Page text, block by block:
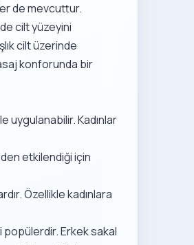
de mevcuttur.
cilt yüzeyini
cilt üzerinde
konforunda bir
Kadınlar
etkilendiği için
Özelliklekadınlara
popülerdir.Erkek sakal